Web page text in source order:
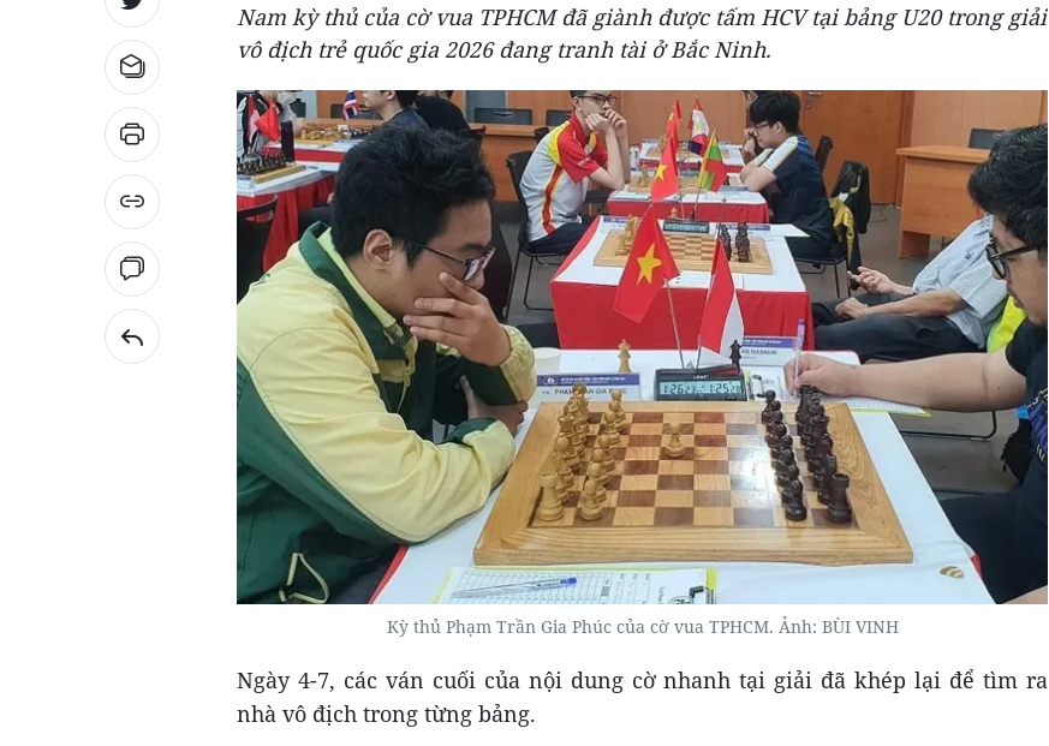
Nam kỳ thủ của cờ vua TPHCM đã giành được tấm HCV tại bảng U20 trong giải
vô địch trẻ quốc gia 2026 đang tranh tài ở Bắc Ninh.
Kỳ thủ Phạm Trần Gia Phúc của cờ vua TPHCM. Ảnh: BÙI VINH
Ngày 4-7, các ván cuối của nội dung cờ nhanh tại giải đã khép lại để tìm ra
nhà vô địch trong từng bảng.